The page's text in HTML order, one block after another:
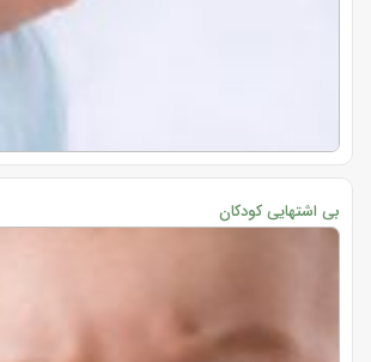
بی اشتهایی کودکان